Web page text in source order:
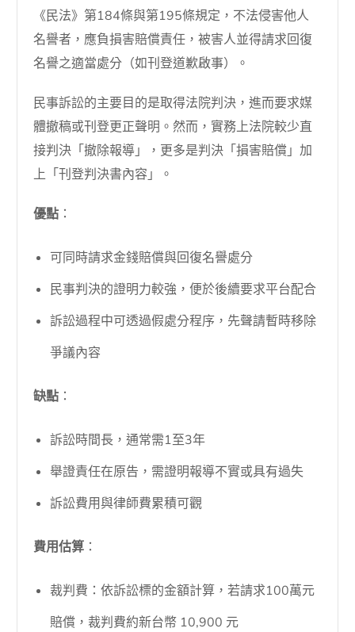
《民法》第184條與第195條規定，不法侵害他人
名譽者，應負損害賠償責任，被害人並得請求回復
名譽之適當處分（如刊登道歉啟事）。
民事訴訟的主要目的是取得法院判決，進而要求媒
體撤稿或刊登更正聲明。然而，實務上法院較少直
接判決「撤除報導」，更多是判決「損害賠償」加
上「刊登判決書內容」。
優點 ：
可同時請求金錢賠償與回復名譽處分
民事判決的證明力較強，便於後續要求平台配合
訴訟過程中可透過假處分程序，先聲請暫時移除
爭議內容
缺點 ：
訴訟時間長，通常需1至3年
舉證責任在原告，需證明報導不實或具有過失
訴訟費用與律師費累積可觀
費用估算 ：
裁判費：依訴訟標的金額計算，若請求100萬元
賠償，裁判費約新台幣 10,900 元